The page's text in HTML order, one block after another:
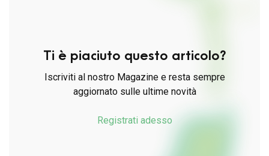
Ti è piaciuto questo articolo?
Iscriviti al nostro Magazine e resta sempre
aggiornato sulle ultime novità
Registrati adesso